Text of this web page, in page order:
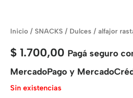
Inicio / SNACKS / Dulces / alfajor
$ 1.700,00 Pagá seguro
MercadoPago y
Sin existencias